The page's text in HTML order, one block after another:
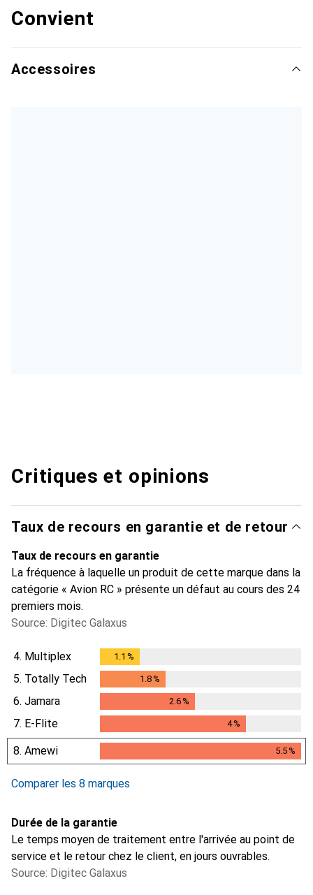
Convient
Accessoires
Critiques et opinions
Taux de recours en garantie et de retour
Taux de recours en garantie
La fréquence à laquelle un produit de cette marque dans la
catégorie « Avion RC » présente un défaut au cours des 24
premiers mois.
Source: Digitec Galaxus
4. Multiplex 1.1 %
5. Totally Tech 1.8%
6. Jamara 2.6%
7. E-Flite 4%
8. Amewi 5.5%
5.5%
Comparer les 8 marques
Durée de la garantie
Le temps moyen de traitement entre l'arrivée au point de
service et le retour chez le client, en jours ouvrables.
Source: Digitec Galaxus